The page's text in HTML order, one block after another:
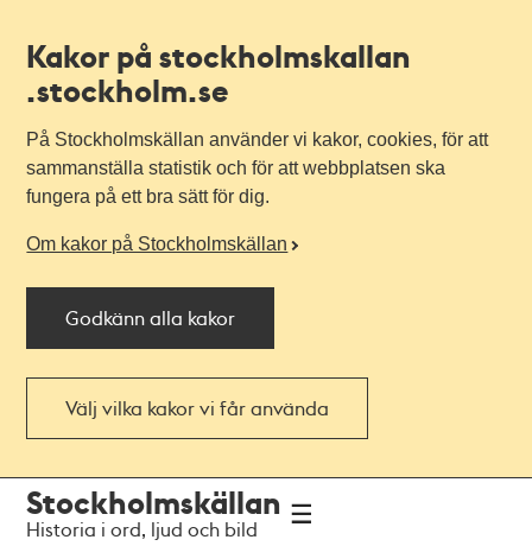
Kakor på stockholmskallan
.stockholm.se
På Stockholmskällan använder vi kakor, cookies, för att
sammanställa statistik och för att webbplatsen ska
fungera på ett bra sätt för dig.
Om kakor på Stockholmskällan
Godkänn alla kakor
Välj vilka kakor vi får använda
navigationen
huvudinnehållet
Stockholmskällan
Historia i ord, ljud och bild